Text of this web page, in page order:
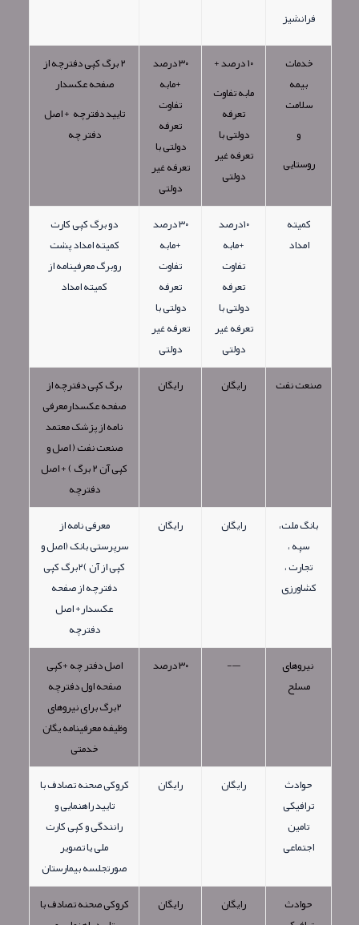
فرانشیز
خدمات
بیمه
سلامت
و
روستایی
١٠ درصد +
مابه تفاوت
تعرفه
دولتی با
تعرفه غیر
دولتی
٣٠ درصد
+مابه
تفاوت
تعرفه
دولتی با
تعرفه غیر
دولتی
٢ برگ کپی دفترچه از
صفحه عکسدار
تایید دفترچه + اصل
دفتر چه
کمیته
امداد
١٠درصد
+مابه
تفاوت
تعرفه
دولتی با
تعرفه غیر
دولتی
٣٠ درصد
+مابه
تفاوت
تعرفه
دولتی با
تعرفه غیر
دولتی
دو برگ کپی کارت
کمیته امداد پشت
روبرگ معرفینامه از
کمیته امداد
صنعت نفت رایگان رایگان
برگ کپی دفترچه از
صفحه عکسدارمعرفی
نامه از پزشک معتمد
صنعت نفت ( اصل و
کپی آن ٢ برگ ) + اصل
دفترچه
بانگ ملت،
سپه ،
تجارت ،
کشاورزی
رایگان رایگان
معرفی نامه از
سرپرستی بانک (اصل و
کپی از آن )٢برگ کپی
دفترچه از صفحه
عکسدار+ اصل
دفترچه
نیروهای
مسلح
—- ٣٠ درصد
اصل دفتر چه +کپی
صفحه اول دفترچه
٢برگ برای نیروهای
وظیفه معرفینامه یگان
خدمتی
حوادث
ترافیکی
تامین
اجتماعی
رایگان رایگان
کروکی صحنه تصادف با
تایید راهنمایی و
رانندگی و کپی کارت
ملی یا تصویر
صورتجلسه بیمارستان
حوادث
رایگان رایگان
کروکی صحنه تصادف با